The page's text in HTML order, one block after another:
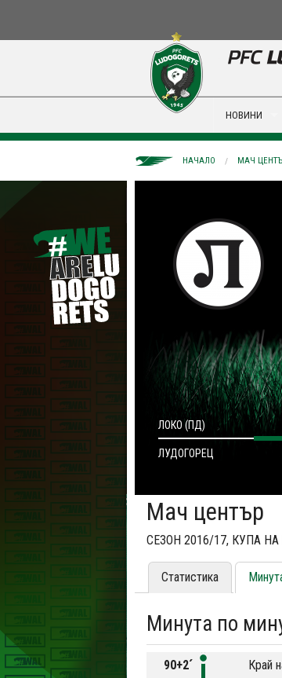
НОВИНИ
НАЧАЛО МАЧ
ЛОКО (ПД)
ЛУДОГОРЕЦ
Мач център
СЕЗОН 2016/17, КУПА
Статистика
Минута по
90+2´ Край